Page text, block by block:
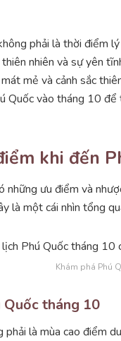
phải là thời điểm
nhiên và sự yên
mẻ và cảnh sắc
Quốc vào tháng 10
khi đến
những ưu điểm và
là một cái nhìn tổng
Khám phá Phú
Quốc tháng 10
phải là mùa cao điểm